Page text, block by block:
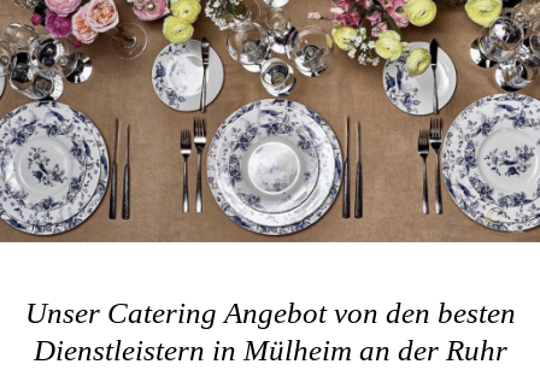
Unser Catering Angebot von den besten
Dienstleistern in Mülheim an der Ruhr